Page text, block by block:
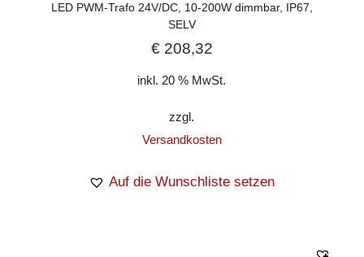
LED PWM-Trafo 24V/DC, 10-200W dimmbar, IP67,
SELV
€208,32
inkl. 20 % MwSt.
zzgl.
Versandkosten
Auf die Wunschliste setzen